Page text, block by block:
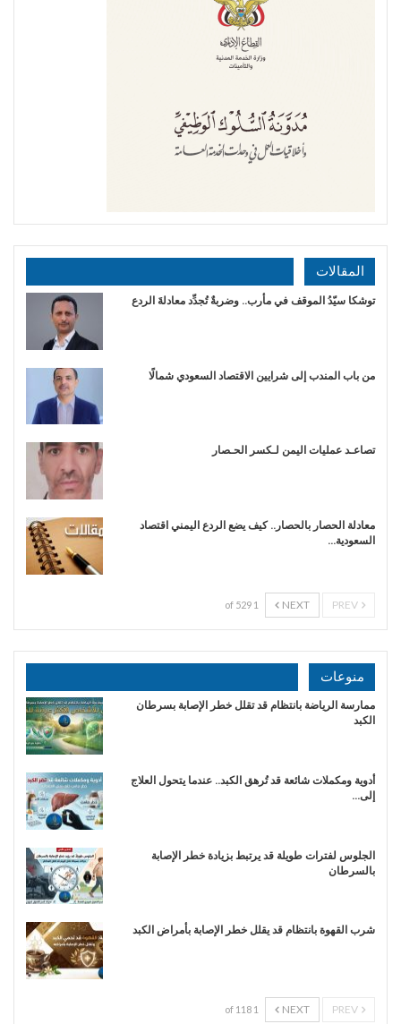
المقالات
توشكا سيّدُ الموقف في مأرب.. وضربةٌ تُجدِّد معادلةَ الردع
من باب المندب إلى شرايين الاقتصاد السعودي شمالًا
تصاعـد عمليات اليمن لـكسر الحـصار
معادلة الحصار بالحصار.. كيف يضع الردع اليمني اقتصاد
السعودية…
NEXT
1 of 529
منوعات
ممارسة الرياضة بانتظام قد تقلل خطر الإصابة بسرطان
الكبد
أدوية ومكملات شائعة قد تُرهق الكبد.. عندما يتحول العلاج
إلى…
الجلوس لفترات طويلة قد يرتبط بزيادة خطر الإصابة
بالسرطان
شرب القهوة بانتظام قد يقلل خطر الإصابة بأمراض الكبد
NEXT
1 of 118